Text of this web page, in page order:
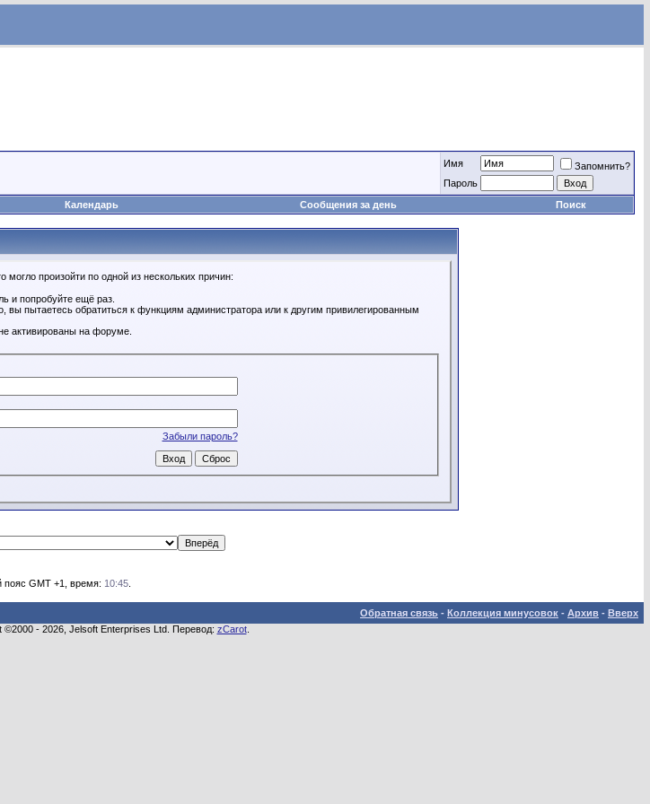
Имя
Запомнить?
Пароль
Календарь Сообщения за день Поиск
произойти по одной из нескольких причин:
и попробуйте ещё раз.
пытаетесь обратиться к функциям администратора или к другим привилегированным
активированы на форуме.
Забыли пароль?
пояс GMT +1, время: 10:45.
Обратная связь - Коллекция минусовок - Архив - Вверх
©2000 - 2026, Jelsoft Enterprises Ltd. Перевод: zCarot.